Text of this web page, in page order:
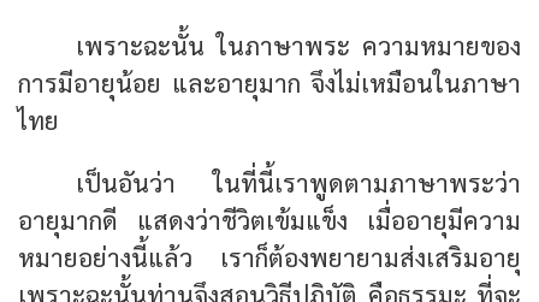
เพราะฉะนั้น ในภาษาพระ ความหมายของ
การมีอายุน้อย และอายุมาก จึงไม่เหมือนในภาษา
ไทย
เป็นอันว่า ในที่นี้เราพูดตามภาษาพระว่า
อายุมากดี แสดงว่าชีวิตเข้มแข็ง เมื่ออายุมีความ
หมายอย่างนี้แล้ว เราก็ต้องพยายามส่งเสริมอายุ
เพราะฉะนั้นท่านจึงสอนวิธีปฏิบัติ คือธรรมะ ที่จะ